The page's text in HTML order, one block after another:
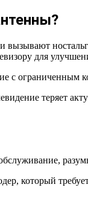
для
с
теряет
который